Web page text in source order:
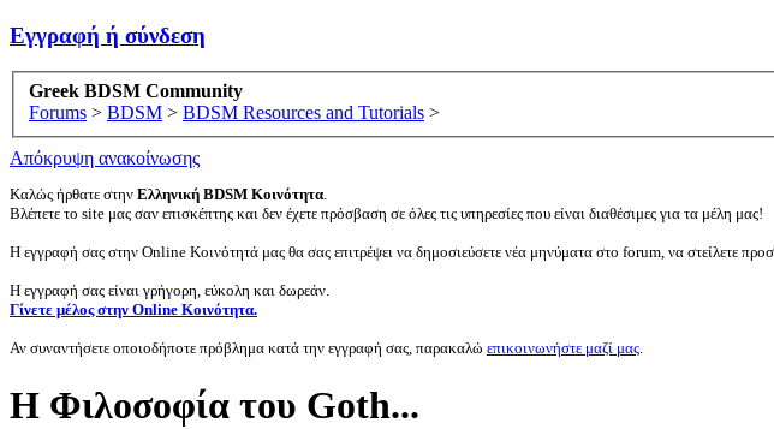
Εγγραφή ή σύνδεση
Greek BDSM Community
Forums > BDSM > BDSM Resources and Tutorials >
Απόκρυψη ανακοίνωσης
Καλώς ήρθατε στην Ελληνική BDSM Κοινότητα.
Βλέπετε το site μας σαν επισκέπτης και δεν έχετε πρόσβαση σε όλες τις υπηρεσίες που είναι διαθέσιμες για τα μέλη μας!
Η εγγραφή σας στην Online Κοινότητά μας θα σας επιτρέψει να δημοσιεύσετε νέα μηνύματα στο forum, να στείλετε
Η εγγραφή σας είναι γρήγορη, εύκολη και δωρεάν.
Γίνετε μέλος στην Online Κοινότητα.
Αν συναντήσετε οποιοδήποτε πρόβλημα κατά την εγγραφή σας, παρακαλώ επικοινωνήστε μαζί μας.
Η Φιλοσοφία του Goth...